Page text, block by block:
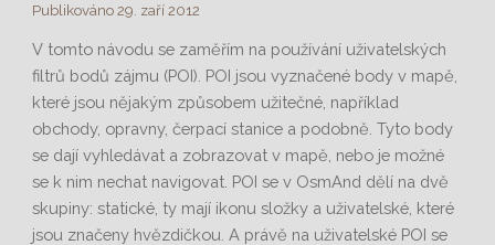
Publikováno 29. zaří 2012
V tomto návodu se zaměřím na používání uživatelských
filtrů bodů zájmu (POI). POI jsou vyznačené body v mapě,
které jsou nějakým způsobem užitečné, například
obchody, opravny, čerpací stanice a podobně. Tyto body
se dají vyhledávat a zobrazovat v mapě, nebo je možné
se k nim nechat navigovat. POI se v OsmAnd dělí na dvě
skupiny: statické, ty mají ikonu složky a uživatelské, které
jsou značeny hvězdičkou. A právě na uživatelské POI se